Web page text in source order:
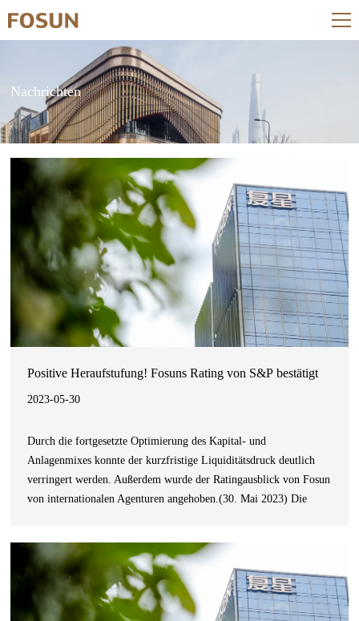
Nachrichten
Positive Heraufstufung! Fosuns Rating von S&P bestätigt
2023-05-30
Durch die fortgesetzte Optimierung des Kapital- und
Anlagenmixes konnte der kurzfristige Liquiditätsdruck deutlich
verringert werden. Außerdem wurde der Ratingausblick von Fosun
von internationalen Agenturen angehoben.(30. Mai 2023) Die
(HKEX-Aktiencode: 00656, „Fosun I